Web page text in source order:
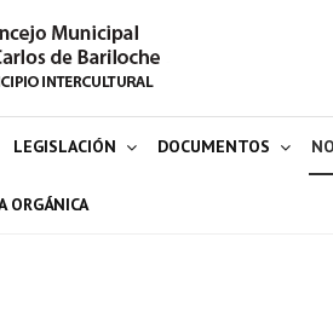
LEGISLACIÓN DOCUMENTOS
ORGÁNICA